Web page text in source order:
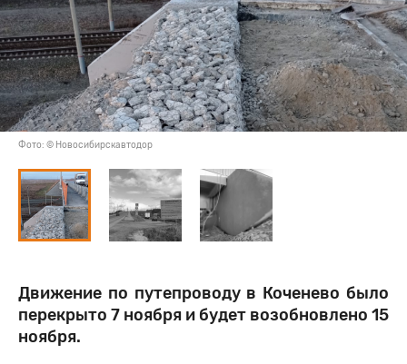
Фото: © Новосибирскавтодор
Движение по путепроводу в Коченево было
перекрыто 7 ноября и будет возобновлено 15
ноября.